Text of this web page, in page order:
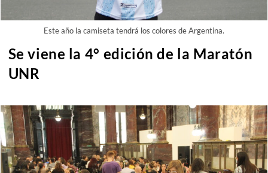
Este año la camiseta tendrá los colores de Argentina.
Se viene la 4° edición de la Maratón
UNR